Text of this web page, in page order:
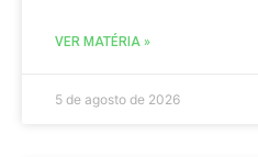
VER MATÉRIA »
5 de agosto de 2026